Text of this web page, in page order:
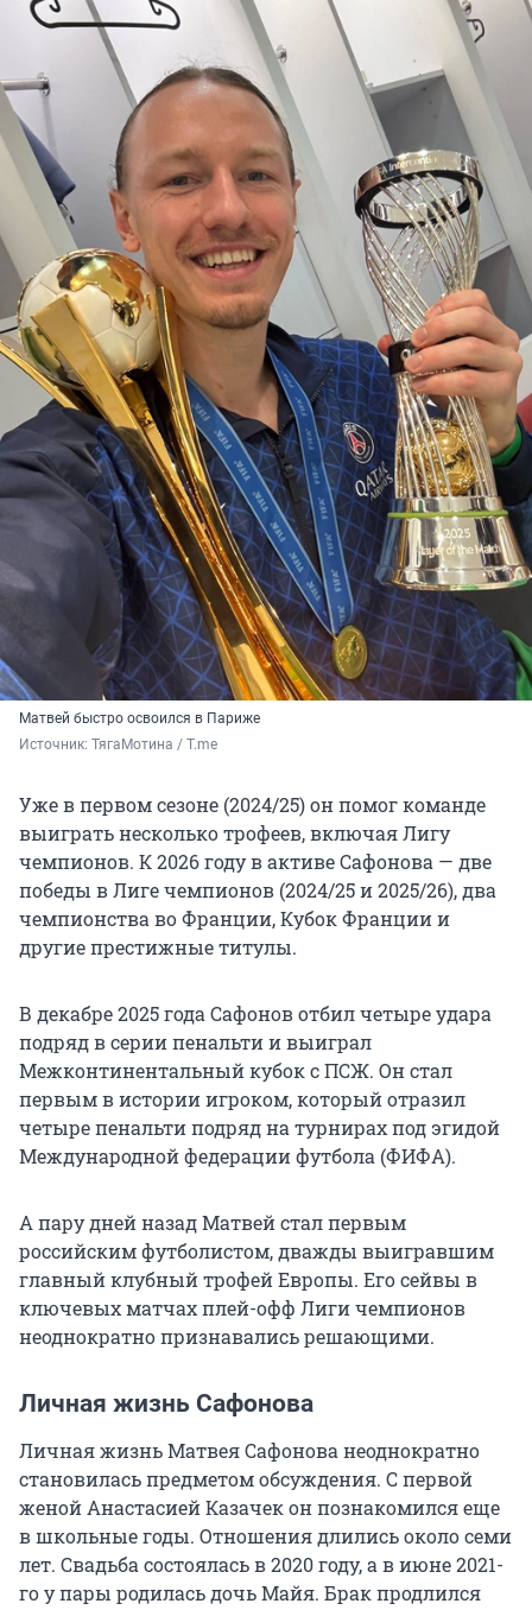
Матвей быстро освоился в Париже
Источник: ТягаМотина / T.me
Уже в первом сезоне (2024/25) он помог команде
выиграть несколько трофеев, включая Лигу
чемпионов. К 2026 году в активе Сафонова — две
победы в Лиге чемпионов (2024/25 и 2025/26), два
чемпионства во Франции, Кубок Франции и
другие престижные титулы.
В декабре 2025 года Сафонов отбил четыре удара
подряд в серии пенальти и выиграл
Межконтинентальный кубок с ПСЖ. Он стал
первым в истории игроком, который отразил
четыре пенальти подряд на турнирах под эгидой
Международной федерации футбола (ФИФА).
А пару дней назад Матвей стал первым
российским футболистом, дважды выигравшим
главный клубный трофей Европы. Его сейвы в
ключевых матчах плей-офф Лиги чемпионов
неоднократно признавались решающими.
Личная жизнь Сафонова
Личная жизнь Матвея Сафонова неоднократно
становилась предметом обсуждения. С первой
женой Анастасией Казачек он познакомился еще
в школьные годы. Отношения длились около семи
лет. Свадьба состоялась в 2020 году, а в июне 2021-
го у пары родилась дочь Майя. Брак продлился